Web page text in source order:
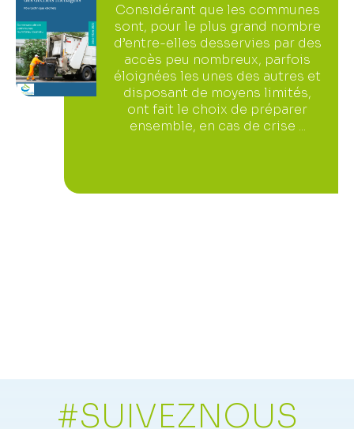
Considérant que les communes
sont, pour le plus grand nombre
d’entre-elles desservies par des
accès peu nombreux, parfois
éloignées les unes des autres et
disposant de moyens limités,
ont fait le choix de préparer
ensemble, en cas de crise ...
#SUIVEZNOUS